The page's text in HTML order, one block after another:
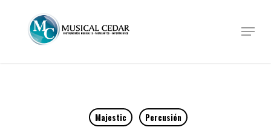
Menu
Majestic Percusión
Close